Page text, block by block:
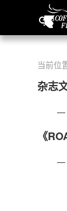
当前位
杂志
—
《
—